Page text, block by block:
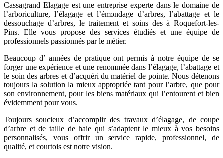
Cassagrand Elagage est une entreprise experte dans le domaine de
l’arboriculture, l’élagage et l’émondage d’arbres, l’abattage et le
dessouchage d’arbres, le traitement et soins des à Roquefort-les-
Pins. Elle vous propose des services étudiés et une équipe de
professionnels passionnés par le métier.
Beaucoup d’ années de pratique ont permis à notre équipe de se
forger une expérience et une renommée dans l’élagage, l’abattage et
le soin des arbres et d’acquéri du matériel de pointe. Nous détenons
toujours la solution la mieux appropriée tant pour l’arbre, que pour
son environnement, pour les biens matériaux qui l’entourent et bien
évidemment pour vous.
Toujours soucieux d’accomplir des travaux d’élagage, de coupe
d’arbre et de taille de haie qui s’adaptent le mieux à vos besoins
personnalisés, vous offrir un service rapide, professionnel, de
qualité, et courtois est notre vision.